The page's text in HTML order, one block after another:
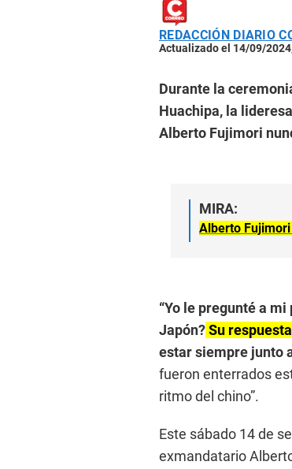
REDACCIÓN DIARIO
Actualizado el 14/09/
Durante la
Huachipa, la
Alberto Fujimori
MIRA:
Alberto
“Yo le pregunté a
Japón?Su
estar siempre junto
fueron enterrados
ritmo del chino”.
Este sábado 14 de
exmandatario